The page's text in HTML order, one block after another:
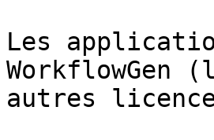
Les
WorkflowGen
autres